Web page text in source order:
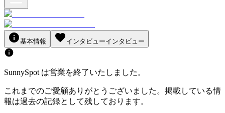
基本情報 インタビューインタビュー
SunnySpot は営業を終了いたしました。
これまでのご愛顧ありがとうございました。掲載している情
報は過去の記録として残しております。